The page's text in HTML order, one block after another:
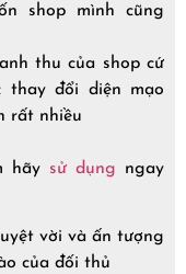
shop mình cũng
thu của shop cứ
thay đổi diện mạo
rất nhiều
hãy sử dụng ngay
vời và ấn tượng
của đối thủ